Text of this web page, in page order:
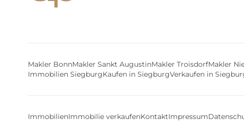
Makler BonnMakler Sankt AugustinMakler TroisdorfMakler
Immobilien SiegburgKaufen in SiegburgVerkaufen in
ImmobilienImmobilie verkaufenKontaktImpressum